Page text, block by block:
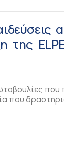
της
που